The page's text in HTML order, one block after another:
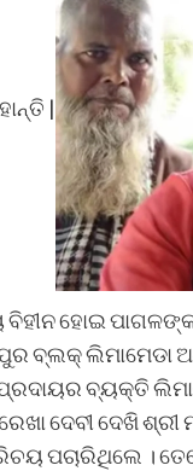
|
ହୋଇ
ବ୍ଲକ୍ ଲିମାମେଡା
ବ୍ୟକ୍ତି
ଦେବୀ ଦେଖି
ପଚାରିଥିଲେ ।